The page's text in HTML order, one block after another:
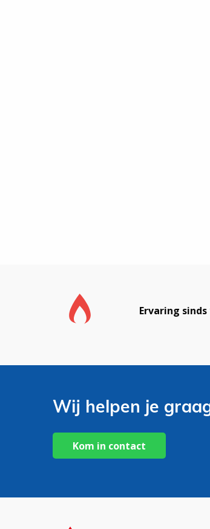
Ervaring sinds
Wij helpen je
Kom in contact